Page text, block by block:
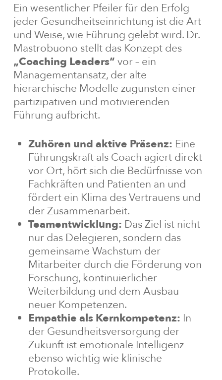
Ein wesentlicher Pfeiler für den Erfolg
jeder Gesundheitseinrichtung ist die Art
und Weise, wie Führung gelebt wird. Dr.
Mastrobuono stellt das Konzept des
„Coaching Leaders“ vor – ein
Managementansatz, der alte
hierarchische Modelle zugunsten einer
partizipativen und motivierenden
Führung aufbricht.
Zuhören und aktive Präsenz: Eine
Führungskraft als Coach agiert direkt
vor Ort, hört sich die Bedürfnisse von
Fachkräften und Patienten an und
fördert ein Klima des Vertrauens und
der Zusammenarbeit.
Teamentwicklung: Das Ziel ist nicht
nur das Delegieren, sondern das
gemeinsame Wachstum der
Mitarbeiter durch die Förderung von
Forschung, kontinuierlicher
Weiterbildung und dem Ausbau
neuer Kompetenzen.
Empathie als Kernkompetenz: In
der Gesundheitsversorgung der
Zukunft ist emotionale Intelligenz
ebenso wichtig wie klinische
Protokolle.